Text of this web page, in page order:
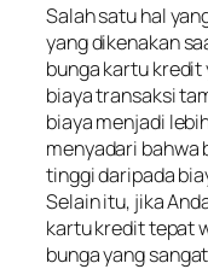
Salah satu hal
yang dikenakan
bunga kartu kredit
biaya transaksi
biaya menjadi
menyadari bahwa
tinggi daripada
Selain itu, jika
kartu kredit tepat
bunga yang